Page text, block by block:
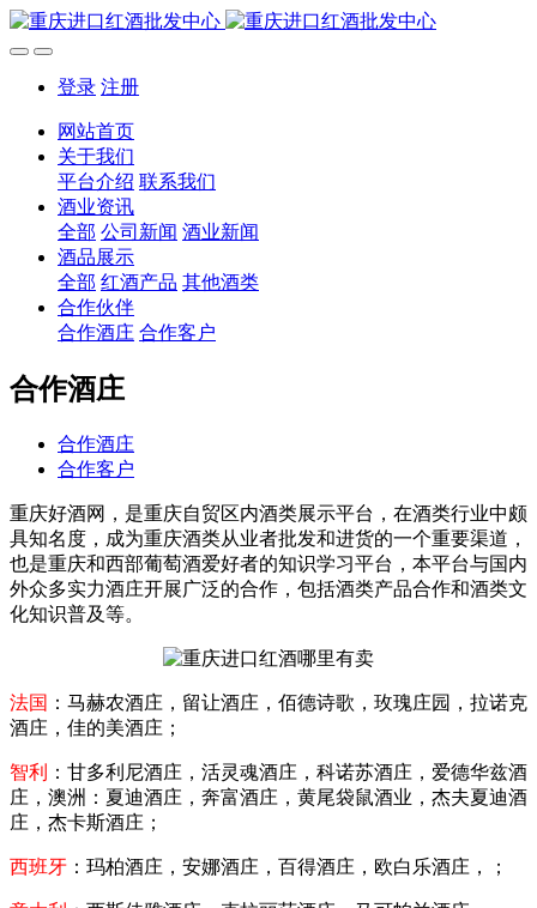
登录 注册
网站首页
关于我们
平台介绍 联系我们
酒业资讯
全部 公司新闻 酒业新闻
酒品展示
全部 红酒产品 其他酒类
合作伙伴
合作酒庄 合作客户
合作酒庄
合作酒庄
合作客户
重庆好酒网，是重庆自贸区内酒类展示平台，在酒类行业中颇
具知名度，成为重庆酒类从业者批发和进货的一个重要渠道，
也是重庆和西部葡萄酒爱好者的知识学习平台，本平台与国内
外众多实力酒庄开展广泛的合作，包括酒类产品合作和酒类文
化知识普及等。
法国 ：马赫农酒庄，留让酒庄，佰德诗歌，玫瑰庄园，拉诺克
酒庄，佳的美酒庄；
智利
：甘多利尼酒庄，活灵魂酒庄，科诺苏酒庄，爱德华兹酒
庄，澳洲：夏迪酒庄，奔富酒庄，黄尾袋鼠酒业，杰夫夏迪酒
庄，杰卡斯酒庄；
西班牙 ：玛柏酒庄，安娜酒庄，百得酒庄，欧白乐酒庄，；